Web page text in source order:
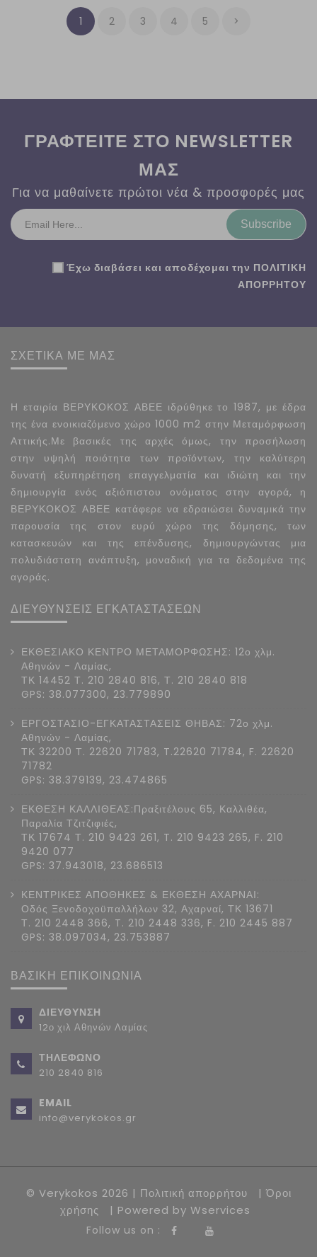
1 2 3 4 5 >
ΓΡΑΦΤΕΙΤΕ ΣΤΟ NEWSLETTER
ΜΑΣ
Για να μαθαίνετε πρώτοι νέα & προσφορές μας
Subscribe
Έχω διαβάσει και αποδέχομαι την ΠΟΛΙΤΙΚΗ
ΑΠΟΡΡΗΤΟΥ
ΣΧΕΤΙΚΑ ΜΕ ΜΑΣ
Η εταιρία ΒΕΡΥΚΟΚΟΣ ΑΒΕΕ ιδρύθηκε το 1987, με έδρα
της ένα ενοικιαζόμενο χώρο 1000 m2 στην Μεταμόρφωση
Αττικής.Με βασικές της αρχές όμως, την προσήλωση
στην υψηλή ποιότητα των προϊόντων, την καλύτερη
δυνατή εξυπηρέτηση επαγγελματία και ιδιώτη και την
δημιουργία ενός αξιόπιστου ονόματος στην αγορά, η
ΒΕΡΥΚΟΚΟΣ ΑΒΕΕ κατάφερε να εδραιώσει δυναμικά την
παρουσία της στον ευρύ χώρο της δόμησης, των
κατασκευών και της επένδυσης, δημιουργώντας μια
πολυδιάστατη ανάπτυξη, μοναδική για τα δεδομένα της
αγοράς.
ΔΙΕΥΘΥΝΣΕΙΣ ΕΓΚΑΤΑΣΤΑΣΕΩΝ
ΕΚΘΕΣΙΑΚΟ ΚΕΝΤΡΟ ΜΕΤΑΜΟΡΦΩΣΗΣ: 12ο χλμ.
Αθηνών - Λαμίας,
ΤΚ 14452 Τ. 210 2840 816, Τ. 210 2840 818
GPS: 38.077300, 23.779890
ΕΡΓΟΣΤΑΣΙΟ-ΕΓΚΑΤΑΣΤΑΣΕΙΣ ΘΗΒΑΣ: 72ο χλμ.
Αθηνών - Λαμίας,
ΤΚ 32200 Τ. 22620 71783, T.22620 71784, F. 22620
71782
GPS: 38.379139, 23.474865
ΕΚΘΕΣΗ ΚΑΛΛΙΘΕΑΣ:Πραξιτέλους 65, Καλλιθέα,
Παραλία Τζιτζιφιές,
ΤΚ 17674 Τ. 210 9423 261, T. 210 9423 265, F. 210
9420 077
GPS: 37.943018, 23.686513
ΚΕΝΤΡΙΚΕΣ ΑΠΟΘΗΚΕΣ & ΕΚΘΕΣΗ ΑΧΑΡΝΑΙ:
Οδός Ξενοδοχοϋπαλλήλων 32, Αχαρναί, ΤΚ 13671
Τ. 210 2448 366, T. 210 2448 336, F. 210 2445 887
GPS: 38.097034, 23.753887
ΒΑΣΙΚΗ ΕΠΙΚΟΙΝΩΝΙΑ
ΔΙΕΥΘΥΝΣΗ
12ο χιλ Αθηνών Λαμίας
ΤΗΛΕΦΩΝΟ
210 2840 816
EMAIL
info@verykokos.gr
© Verykokos 2026 | Πολιτική απορρήτου |Όροι
χρήσης
| Powered by Wservices
Follow us on :